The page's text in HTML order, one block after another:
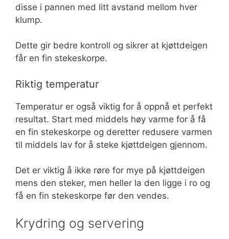
disse i pannen med litt avstand mellom hver
klump.
Dette gir bedre kontroll og sikrer at kjøttdeigen
får en fin stekeskorpe.
Riktig temperatur
Temperatur er også viktig for å oppnå et perfekt
resultat. Start med middels høy varme for å få
en fin stekeskorpe og deretter redusere varmen
til middels lav for å steke kjøttdeigen gjennom.
Det er viktig å ikke røre for mye på kjøttdeigen
mens den steker, men heller la den ligge i ro og
få en fin stekeskorpe før den vendes.
Krydring og servering